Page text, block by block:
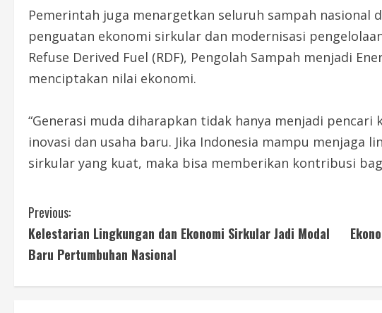
Pemerintah juga menargetkan seluruh sampah nasional
penguatan ekonomi sirkular dan modernisasi
Refuse Derived Fuel (RDF), Pengolah Sampah menjadi
menciptakan nilai ekonomi.
“Generasi muda diharapkan tidak hanya menjadi
inovasi dan usaha baru. Jika Indonesia mampu menjaga
sirkular yang kuat, maka bisa memberikan kontribusi
C
o
Previous:
Kelestarian Lingkungan dan Ekonomi Sirkular Jadi Modal
Baru Pertumbuhan Nasional